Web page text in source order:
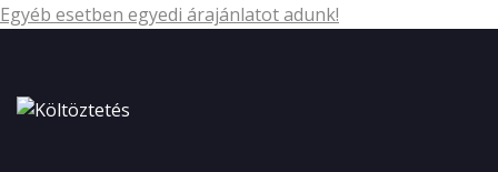
Egyéb esetben egyedi árajánlatot adunk!